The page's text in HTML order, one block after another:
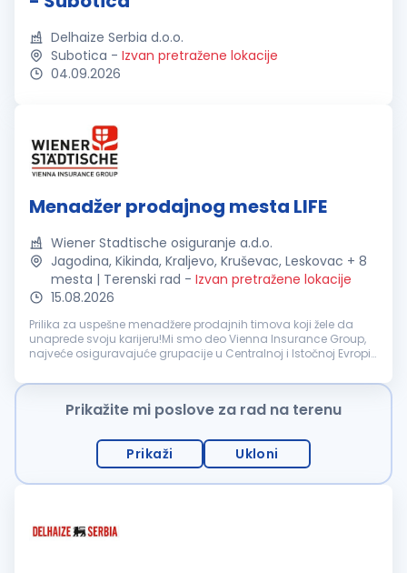
Delhaize Serbia d.o.o.
Subotica - Izvan pretražene lokacije
04.09.2026
Menadžer prodajnog mesta LIFE
Wiener Stadtische osiguranje a.d.o.
Jagodina, Kikinda, Kraljevo, Kruševac, Leskovac + 8
mesta | Terenski rad - Izvan pretražene lokacije
15.08.2026
Prilika za uspešne menadžere prodajnih timova koji žele da
unaprede svoju karijeru!Mi smo deo Vienna Insurance Group,
najveće osiguravajuće grupacije u Centralnoj i Istočnoj Evropi.
Prikažite mi poslove za rad na terenu
Prikaži Ukloni